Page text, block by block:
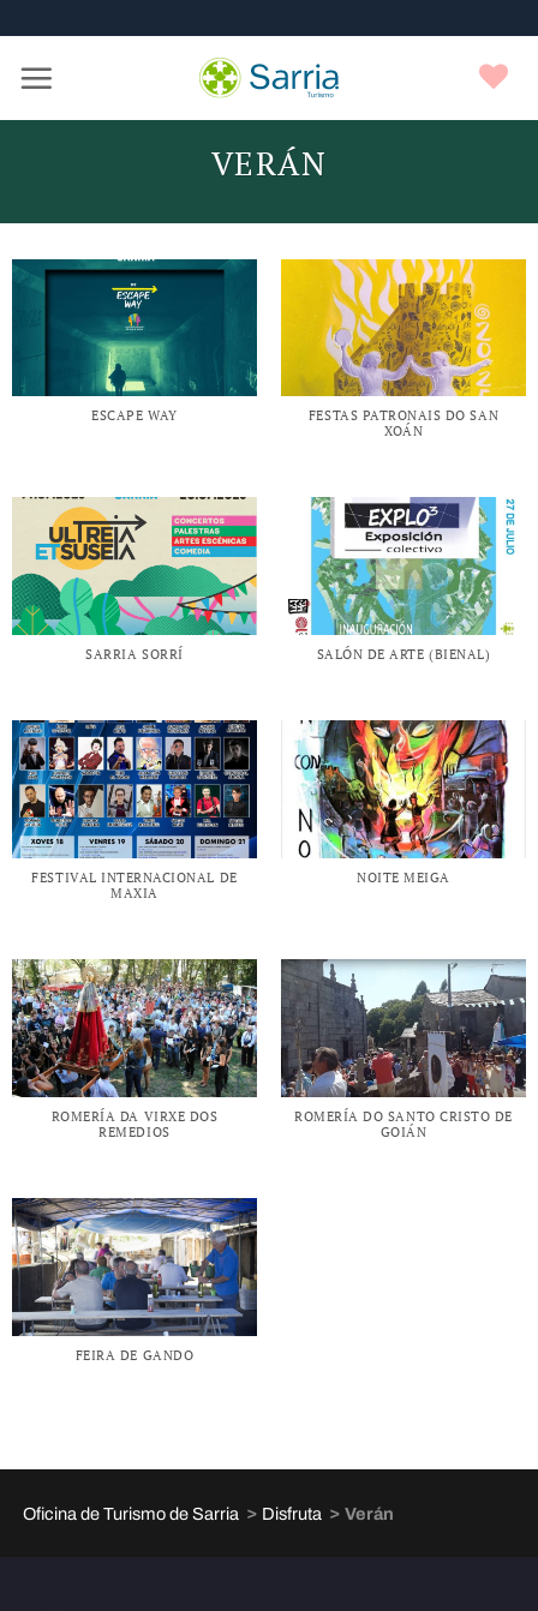
este
web
to
VERÁN
ESCAPE WAY
FESTAS PATRONAIS DO SAN
XOÁN
SARRIA SORRÍ SALÓN DE ARTE (BIENAL)
FESTIVAL INTERNACIONAL DE
MAXIA
NOITE MEIGA
ROMERÍA DA VIRXE DOS
REMEDIOS
ROMERÍA DO SANTO CRISTO DE
GOIÁN
FEIRA DE GANDO
Oficina de Turismo de Sarria > Disfruta > Verán